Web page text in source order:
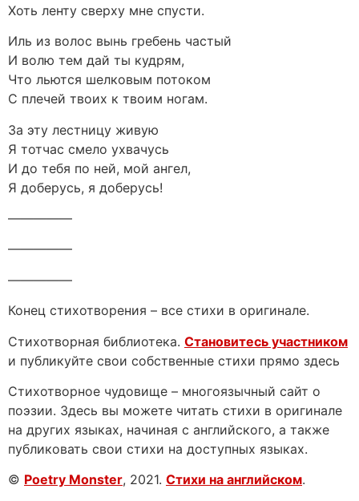
Хоть ленту сверху мне спусти.
Иль из волос вынь гребень частый
И волю тем дай ты кудрям,
Что льются шелковым потоком
С плечей твоих к твоим ногам.
За эту лестницу живую
Я тотчас смело ухвачусь
И до тебя по ней, мой ангел,
Я доберусь, я доберусь!
—————
—————
—————
Конец стихотворения – все стихи в оригинале.
Стихотворная библиотека. Становитесь участником
и публикуйте свои собственные стихи прямо здесь
Стихотворное чудовище – многоязычный сайт о
поэзии. Здесь вы можете читать стихи в оригинале
на других языках, начиная с английского, а также
публиковать свои стихи на доступных языках.
© Poetry Monster, 2021. Стихи на английском.